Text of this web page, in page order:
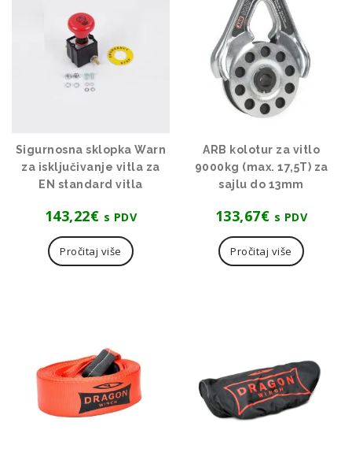
Sigurnosna sklopka Warn
za isključivanje vitla za
EN standard vitla
143,22€ s PDV
Pročitaj više
ARB kolotur za vitlo
9000kg (max. 17,5T) za
sajlu do 13mm
133,67€ s PDV
Pročitaj više